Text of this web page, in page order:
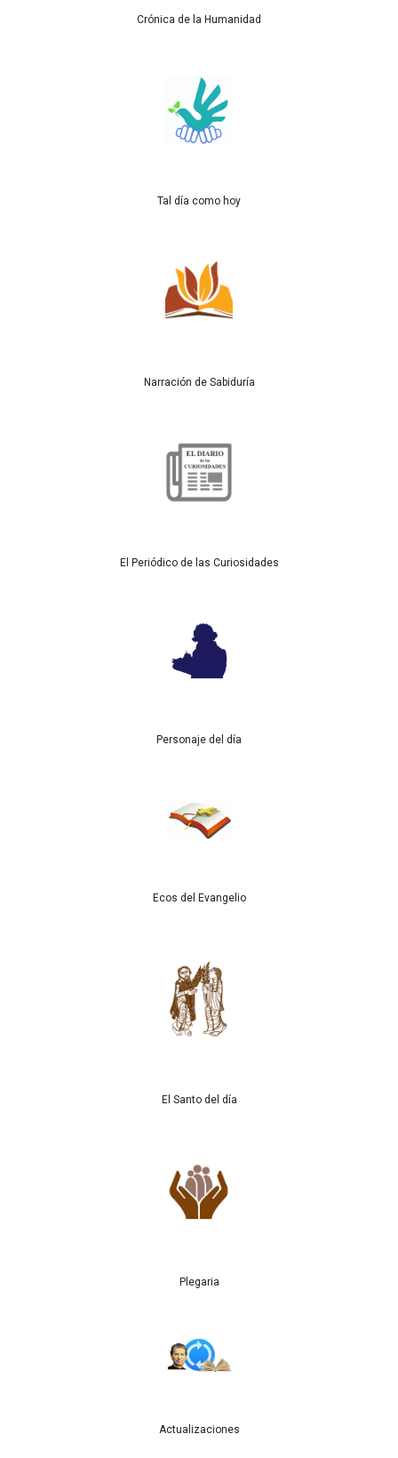
Crónica de la Humanidad
Tal día como hoy
Narración de Sabiduría
El Periódico de las Curiosidades
Personaje del día
Ecos del Evangelio
El Santo del día
Plegaria
Actualizaciones